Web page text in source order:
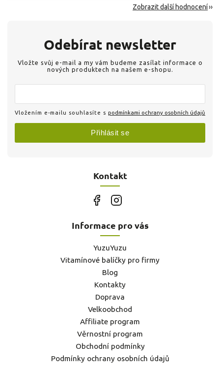
Zobrazit další hodnocení
Kontakt
Odebírat newsletter
Vložte svůj e-mail a my vám budeme zasílat informace o
nových produktech na našem e-shopu.
Vložením e-mailu souhlasíte s podmínkami ochrany osobních údajů
Přihlásit se
Informace pro vás
YuzuYuzu
Vitamínové balíčky pro firmy
Blog
Kontakty
Doprava
Velkoobchod
Affiliate program
Věrnostní program
Obchodní podmínky
Podmínky ochrany osobních údajů